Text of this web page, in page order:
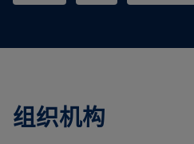
组织机构